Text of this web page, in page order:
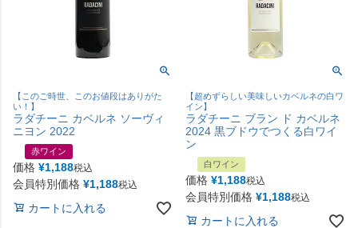
【このご時世、このお値段はありがた
い！】
ラダチーニ カベルネ ソーヴィ
ニヨン 2022
赤ワイン
価格 ¥1,188税込
会員特別価格 ¥1,188税込
カートに入れる
【超めずらしい美味しいカベルネの白ワ
イン】
ラダチーニ ブラン ド カベルネ
2024 黒ブドウでつくる白ワイ
ン
白ワイン
価格 ¥1,188税込
会員特別価格 ¥1,188税込
カートに入れる